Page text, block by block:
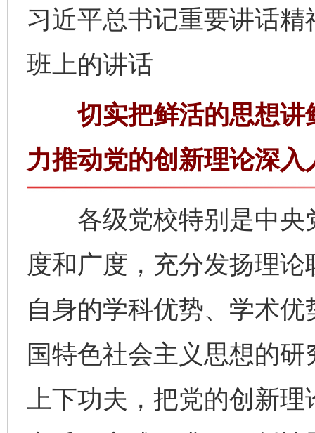
习近平总书记重要讲话
班上的讲话
切实把鲜活的思想讲
力推动党的创新理论深入
各级党校特别是中央
度和广度，充分发扬理
自身的学科优势、学术
国特色社会主义思想的
上下功夫，把党的创新